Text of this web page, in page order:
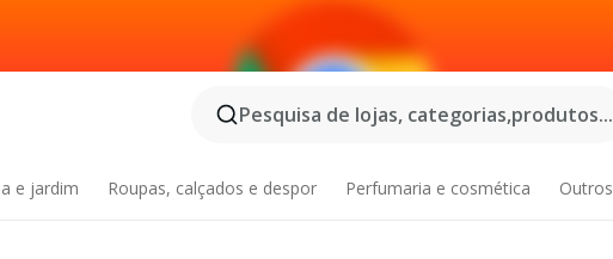
Pesquisa de lojas, categorias,produtos...
e jardim Roupas, calçados e despor Perfumaria e cosmética Outros